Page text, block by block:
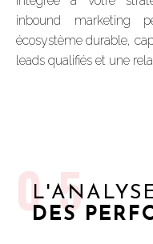
inbound marketing
écosystème durable,
leads qualifiés et une
05
DES